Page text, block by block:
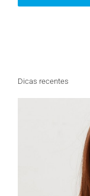
Dicas recentes